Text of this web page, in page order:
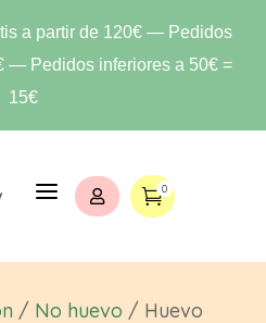
a partir de 120€ — Pedidos
— Pedidos inferiores a 50€ =
15€
a  0
/ No huevo / Huevo